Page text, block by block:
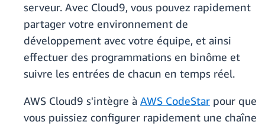
serveur. Avec Cloud9, vous pouvez rapidement
partager votre environnement de
développement avec votre équipe, et ainsi
effectuer des programmations en binôme et
suivre les entrées de chacun en temps réel.
AWS Cloud9 s'intègre à AWS CodeStar pour que
vous puissiez configurer rapidement une chaîne